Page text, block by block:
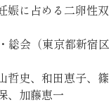
娠に占める二卵性双
総会（東京都新宿区
哲史、和田恵子、篠
、加藤恵一